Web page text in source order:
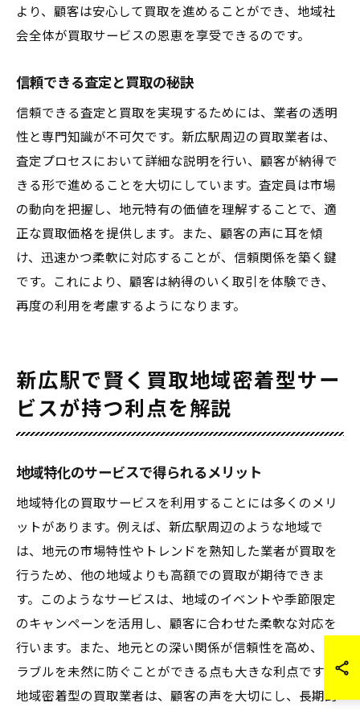
より、顧客は安心して買取を進めることができ、地域社
会全体が買取サービスの恩恵を享受できるのです。
信頼できる査定と買取の秘訣
信頼できる査定と買取を実現するためには、業者の透明
性と専門知識が不可欠です。新広駅周辺の買取業者は、
査定プロセスにおいて詳細な説明を行い、顧客が納得で
きる形で進めることを大切にしています。査定員は市場
の動向を把握し、地元特有の価値を理解することで、適
正な買取価格を提供します。また、顧客の声に耳を傾
け、迅速かつ柔軟に対応することが、信頼関係を築く鍵
です。これにより、顧客は納得のいく取引を体験でき、
再度の利用を考慮するようになります。
新広駅で賢く買取地域密着型サー
ビスが持つ利点を解説
地域特化のサービスで得られるメリット
地域特化の買取サービスを利用することには多くのメリ
ットがあります。例えば、新広駅周辺のような地域で
は、地元の市場特性やトレンドを熟知した業者が買取を
行うため、他の地域よりも高額での買取が期待できま
す。このようなサービスは、地域のイベントや季節限定
のキャンペーンを活用し、顧客に合わせた柔軟な対応を
行います。また、地元との深い関係が信頼性を高め、ト
ラブルを未然に防ぐことができる点も大きな利点です。
地域密着型の買取業者は、顧客の声を大切にし、長期的